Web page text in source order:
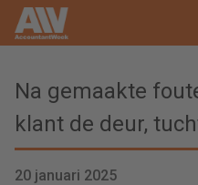
Na gemaakte
klant de deur,
20 januari 2025